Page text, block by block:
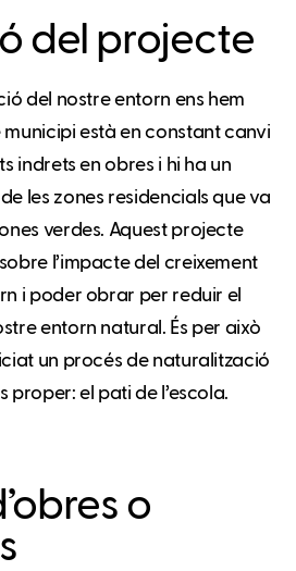
del projecte
del nostre entorn ens hem
està en constant canvi
indrets en obres i hi ha un
les zones residencials que va
verdes. Aquest projecte
l’impacte del creixement
i poder obrar per reduir el
entorn natural. És per això
un procés de naturalització
proper: el pati de l’escola.
o